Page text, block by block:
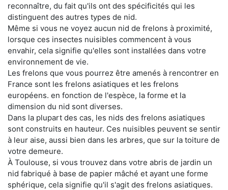
reconnaître, du fait qu'ils ont des spécificités qui les
distinguent des autres types de nid.
Même si vous ne voyez aucun nid de frelons à proximité,
lorsque ces insectes nuisibles commencent à vous
envahir, cela signifie qu'elles sont installées dans votre
environnement de vie.
Les frelons que vous pourrez être amenés à rencontrer en
France sont les frelons asiatiques et les frelons
européens. en fonction de l'espèce, la forme et la
dimension du nid sont diverses.
Dans la plupart des cas, les nids des frelons asiatiques
sont construits en hauteur. Ces nuisibles peuvent se sentir
à leur aise, aussi bien dans les arbres, que sur la toiture de
votre demeure.
À Toulouse, si vous trouvez dans votre abris de jardin un
nid fabriqué à base de papier mâché et ayant une forme
sphérique, cela signifie qu'il s'agit des frelons asiatiques.